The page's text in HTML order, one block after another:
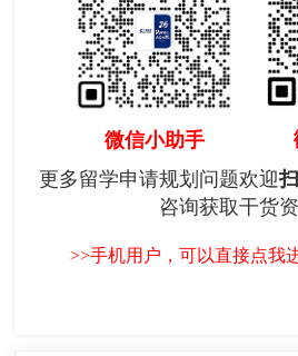
微信小助手
更多留学申请规划问题欢迎
咨询获取干货
>>手机用户，可以直接点我